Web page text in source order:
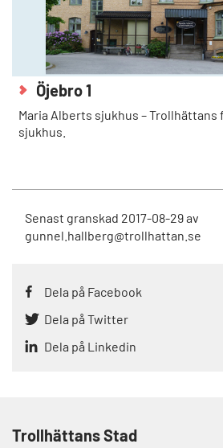
Öjebro 1
Maria Alberts sjukhus –
sjukhus.
Senast granskad 2017-08-29av
gunnel.hallberg@trollhattan.se
Dela på Facebook
Dela på Twitter
Dela på Linkedin
Trollhättans Stad